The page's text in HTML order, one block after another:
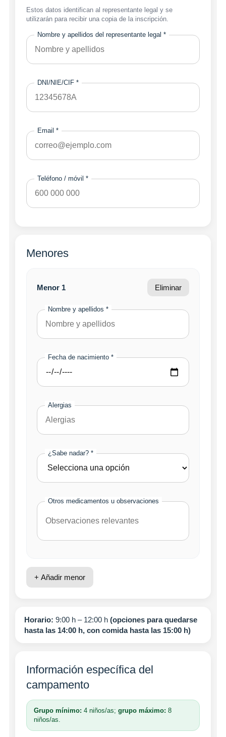
Estos datos identifican al representante legal y se
utilizarán para recibir una copia de la inscripción.
Nombre y apellidos del representante legal *
DNI/NIE/CIF *
Email *
Teléfono / móvil *
Menores
Menor 1 Eliminar
Nombre y apellidos *
Fecha de nacimiento *
Alergias
¿Sabe nadar? *
Otros medicamentos u observaciones
+ Añadir menor
Horario: 9:00 h – 12:00 h (opciones para quedarse
hasta las 14:00 h, con comida hasta las 15:00 h)
Información específica del
campamento
Grupo mínimo: 4 niños/as; grupo máximo: 8
niños/as.